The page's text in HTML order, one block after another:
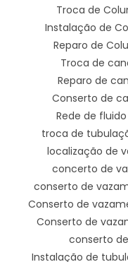
Troca de
Instalação de
Reparo de
Troca de
Reparo de
Conserto de
Rede de
troca de
localização de
concerto de
conserto de
Conserto de
Conserto de
conserto
Instalação de